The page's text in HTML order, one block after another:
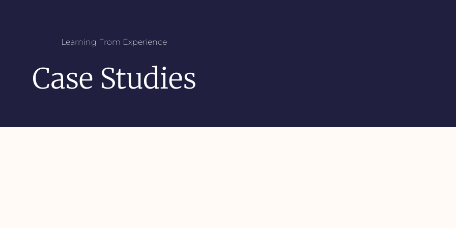
Learning From Experience
Case Studies